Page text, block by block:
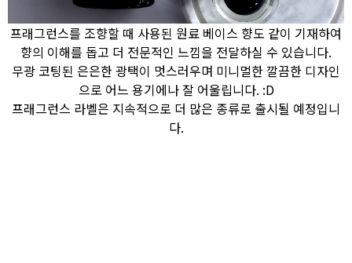
프래그런스를 조향할 때 사용된 원료 베이스 향도 같이 기재하여
향의 이해를 돕고 더 전문적인 느낌을 전달하실 수 있습니다.
무광 코팅된 은은한 광택이 멋스러우며 미니멀한 깔끔한 디자인
으로 어느 용기에나 잘 어울립니다. :D
프래그런스 라벨은 지속적으로 더 많은 종류로 출시될 예정입니
다.